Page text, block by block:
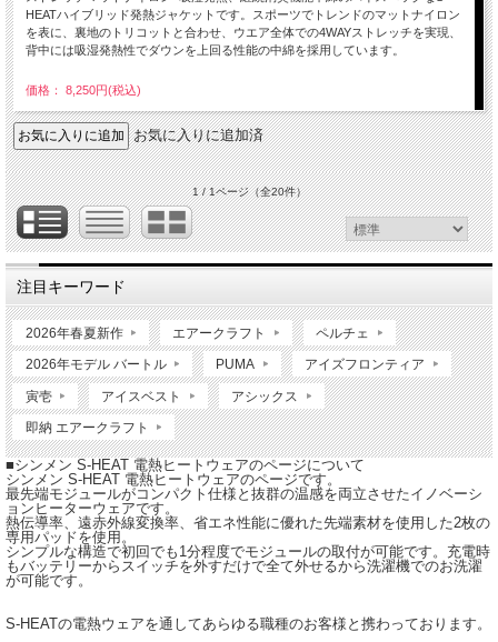
HEATハイブリッド発熱ジャケットです。スポーツでトレンドのマットナイロン
を表に、裏地のトリコットと合わせ、ウエア全体での4WAYストレッチを実現、
背中には吸湿発熱性でダウンを上回る性能の中綿を採用しています。
価格： 8,250円(税込)
お気に入りに追加済
1 / 1ページ（全20件）
注目キーワード
2026年春夏新作 エアークラフト ペルチェ
2026年モデル バートル PUMA アイズフロンティア
寅壱 アイスベスト アシックス
即納 エアークラフト
■シンメン S-HEAT 電熱ヒートウェアのページについて
シンメン S-HEAT 電熱ヒートウェアのページです。
最先端モジュールがコンパクト仕様と抜群の温感を両立させたイノベーシ
ョンヒーターウェアです。
熱伝導率、遠赤外線変換率、省エネ性能に優れた先端素材を使用した2枚の
専用パッドを使用。
シンプルな構造で初回でも1分程度でモジュールの取付が可能です。充電時
もバッテリーからスイッチを外すだけで全て外せるから洗濯機でのお洗濯
が可能です。
S-HEATの電熱ウェアを通してあらゆる職種のお客様と携わっております。